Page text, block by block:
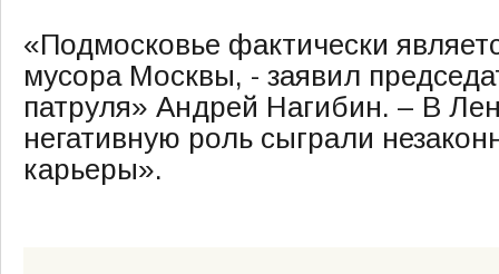
«Подмосковье фактически
мусора Москвы, - заявил
патруля» Андрей Нагибин. – В
негативную роль сыграли
карьеры».